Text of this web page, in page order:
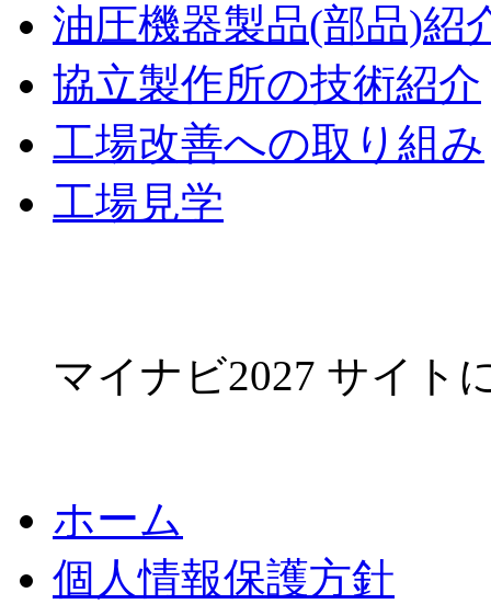
油圧機器製品(部品)紹
協立製作所の技術紹介
工場改善への取り組み
工場見学
マイナビ2027 サイト
ホーム
個人情報保護方針